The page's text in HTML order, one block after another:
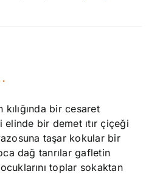
bir cesaret
bir demet ıtır çiçeği
taşar kokular bir
dağ tanrılar gafletin
toplar sokaktan